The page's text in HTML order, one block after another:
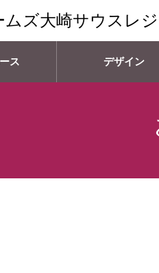
ムズ大崎サウスレ
ス デザイン